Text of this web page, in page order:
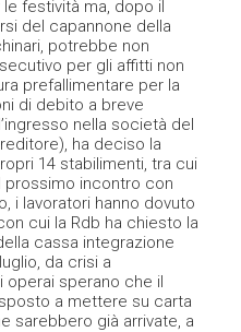
festività ma, dopo il
del capannone della
potrebbe non
per gli affitti non
prefallimentare per la
di debito a breve
nella società del
ha deciso la
14 stabilimenti, tra cui
prossimo incontro con
i lavoratori hanno dovuto
cui la Rdb ha chiesto la
cassa integrazione
da crisi a
operai sperano che il
a mettere su carta
sarebbero già arrivate, a